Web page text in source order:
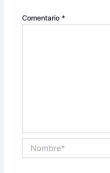
Comentario *